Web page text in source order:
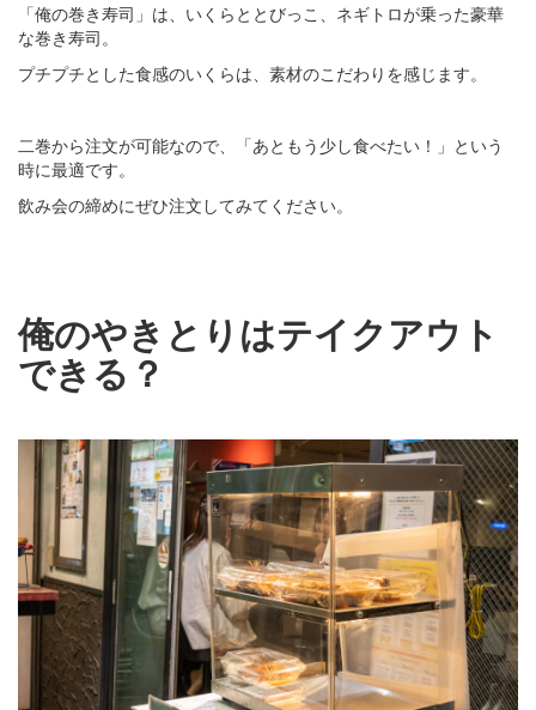
「俺の巻き寿司」は、いくらととびっこ、ネギトロが乗った豪華
な巻き寿司。
プチプチとした食感のいくらは、素材のこだわりを感じます。
二巻から注文が可能なので、「あともう少し食べたい！」という
時に最適です。
飲み会の締めにぜひ注文してみてください。
俺のやきとりはテイクアウト
できる？